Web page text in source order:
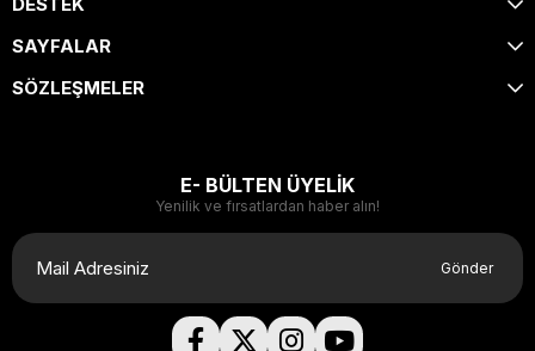
SAYFALAR
SÖZLEŞMELER
E- BÜLTEN ÜYELİK
Yenilik ve fırsatlardan haber alın!
Gönder